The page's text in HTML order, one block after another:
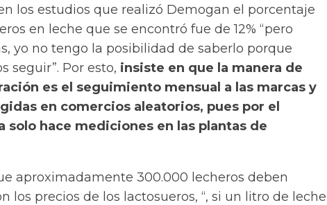
los estudios que realizó Demogan el porcentaje
en leche que se encontró fue de 12% “pero
yo no tengo la posibilidad de saberlo porque
seguir”. Por esto, insiste en que la manera de
es el seguimiento mensual a las marcas y
en comercios aleatorios, pues por el
solo hace mediciones en las plantas de
aproximadamente 300.000 lecheros deben
los precios de los lactosueros, “, si un litro de leche